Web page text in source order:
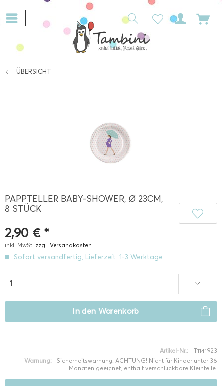
ÜBERSICHT
PAPPTELLER BABY-SHOWER, Ø 23CM,
8 STÜCK
2,90 € *
inkl. MwSt. zzgl. Versandkosten
Sofort versandfertig, Lieferzeit: 1-3 Werktage
In den Warenkorb
Artikel-Nr.:
T1141923
Warnung:
Sicherheitswarnung! ACHTUNG! Nicht für Kinder unter 36
Monaten geeignet, enthält verschluckbare Kleinteile.